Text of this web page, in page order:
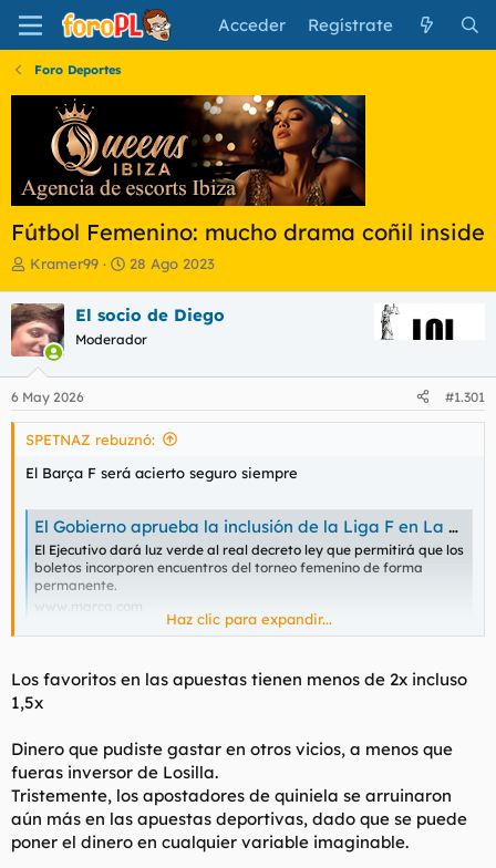
Acceder Regístrate
Foro Deportes
Fútbol Femenino: mucho drama coñil inside
I
i
c
i
a
d
o
r
d
l
e
m
a
Kramer99
F
h
a
e
n
i
i
28 Ago 2023
El socio de Diego
Moderador
6 May 2026 #1.301
SPETNAZ rebuznó:
El Barça F será acierto seguro siempre
El Gobierno aprueba la inclusión de la Liga F en La Quiniela
El Ejecutivo dará luz verde al real decreto ley que permitirá que los
boletos incorporen encuentros del torneo femenino de forma
permanente.
www.marca.com
Haz clic para expandir...
Los favoritos en las apuestas tienen menos de 2x incluso
1,5x
Dinero que pudiste gastar en otros vicios, a menos que
fueras inversor de Losilla.
Tristemente, los apostadores de quiniela se arruinaron
aún más en las apuestas deportivas, dado que se puede
poner el dinero en cualquier variable imaginable.